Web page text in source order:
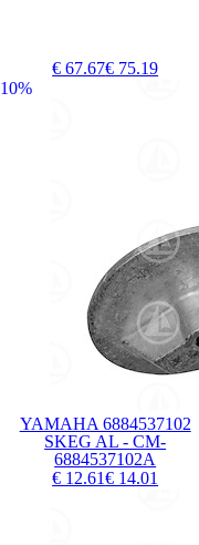
€ 67.67€ 75.19
YAMAHA 6884537102
SKEG AL - CM-
6884537102A
€ 12.61€ 14.01
10%